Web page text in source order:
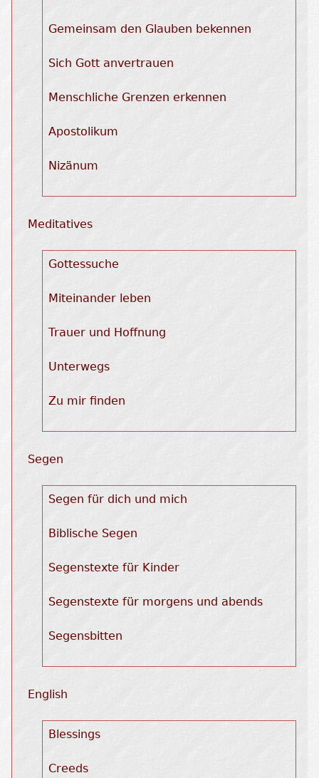
Gemeinsam den Glauben bekennen
Sich Gott anvertrauen
Menschliche Grenzen erkennen
Apostolikum
Nizänum
Meditatives
Gottessuche
Miteinander leben
Trauer und Hoffnung
Unterwegs
Zu mir finden
Segen
Segen für dich und mich
Biblische Segen
Segenstexte für Kinder
Segenstexte für morgens und abends
Segensbitten
English
Blessings
Creeds